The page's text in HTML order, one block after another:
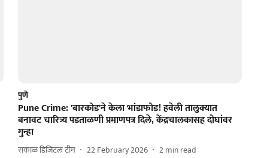
पुणे
Pune Crime: 'बारकोड'ने केला भांडाफोड! हवेली तालुक्यात
बनावट चारित्र्य पडताळणी प्रमाणपत्र दिले, केंद्रचालकासह दोघांवर
गुन्हा
सकाळ डिजिटल टीम 22 February 2026 2min read